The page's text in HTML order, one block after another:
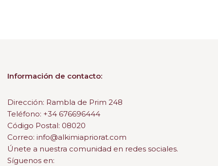
Información de contacto:
Dirección: Rambla de Prim 248
Teléfono: +34 676696444
Código Postal: 08020
Correo: info@alkimiapriorat.com
Únete a nuestra comunidad en redes sociales.
Síguenos en: